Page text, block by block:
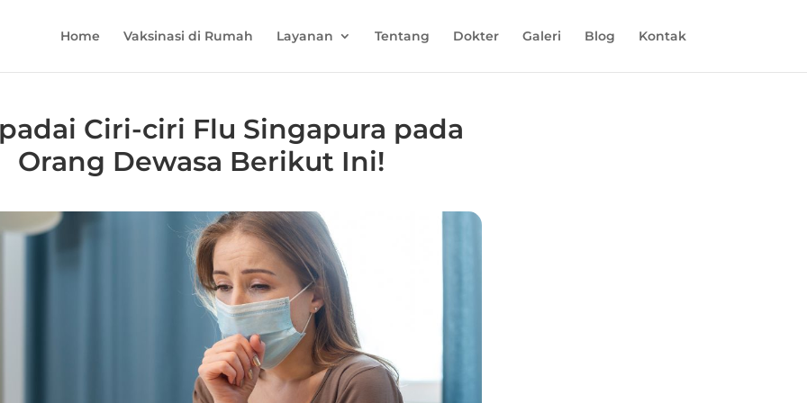
Home Vaksinasi di Rumah Layanan Tentang Dokter Galeri Blog Kontak
Ciri-ciri Flu Singapura pada
Orang Dewasa Berikut Ini!